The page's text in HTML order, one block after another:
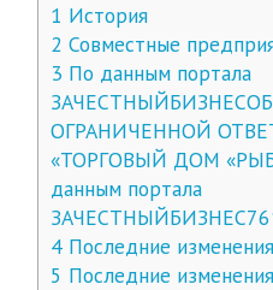
1 История
2 Совместные
3 По данным портала
ОГРАНИЧЕННОЙ
«ТОРГОВЫЙ ДОМ
данным портала
4Последние изменения
5 Последние изменения